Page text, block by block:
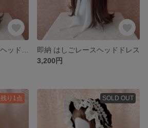
即納 はしごレースヘッドドレス
3,200円
残り1点 SOLD OUT